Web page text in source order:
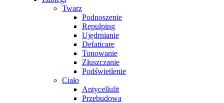
Twarz
Podnoszenie
Repulping
Ujędrnianie
Defaticare
Tonowanie
Złuszczanie
Podświetlenie
Ciało
Antycellulit
Przebudowa